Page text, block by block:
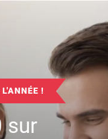
!
sur